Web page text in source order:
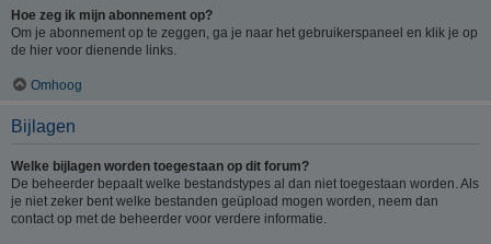
Hoe zeg ik mijn abonnement op?
Om je abonnement op te zeggen, ga je naar het gebruikerspaneel en klik je op
de hier voor dienende links.
Omhoog
Bijlagen
Welke bijlagen worden toegestaan op dit forum?
De beheerder bepaalt welke bestandstypes al dan niet toegestaan worden. Als
je niet zeker bent welke bestanden geüpload mogen worden, neem dan
contact op met de beheerder voor verdere informatie.